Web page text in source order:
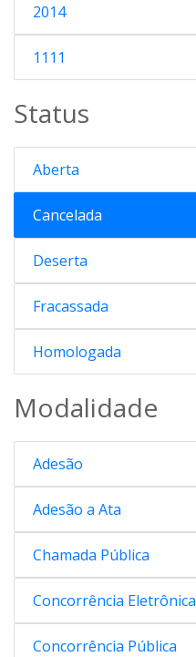
2014
1111
Status
Aberta
Cancelada
Deserta
Fracassada
Homologada
Modalidade
Adesão
Adesão a Ata
Chamada Pública
Concorrência Eletrônica
Concorrência Pública